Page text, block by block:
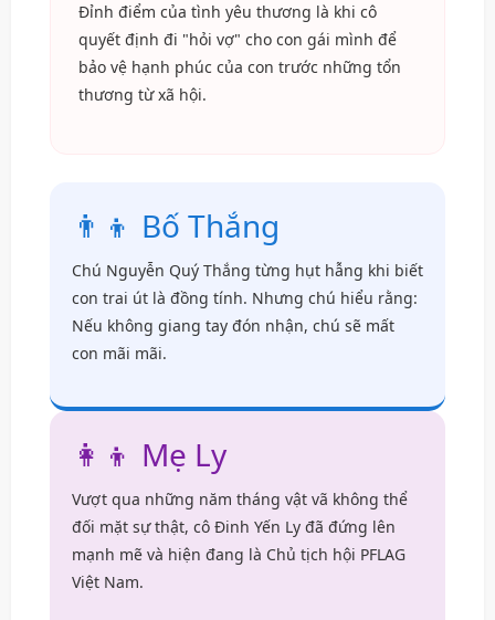
Đỉnh điểm của tình yêu thương là khi cô
quyết định đi "hỏi vợ" cho con gái mình để
bảo vệ hạnh phúc của con trước những tổn
thương từ xã hội.
👨‍👦 Bố Thắng
Chú Nguyễn Quý Thắng từng hụt hẫng khi biết
con trai út là đồng tính. Nhưng chú hiểu rằng:
Nếu không giang tay đón nhận, chú sẽ mất
con mãi mãi.
👩‍👦 Mẹ Ly
Vượt qua những năm tháng vật vã không thể
đối mặt sự thật, cô Đinh Yến Ly đã đứng lên
mạnh mẽ và hiện đang là Chủ tịch hội PFLAG
Việt Nam.